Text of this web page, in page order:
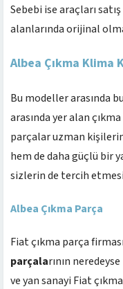
Sebebi ise araçları
alanlarında orijinal
Albea Çıkma Klima
Bu modeller arasında
arasında yer alan
parçalar uzman
hem de daha güçlü bir
sizlerin de tercih
Albea Çıkma Parça
Fiat çıkma parça
parçalarının
ve yan sanayi Fiat